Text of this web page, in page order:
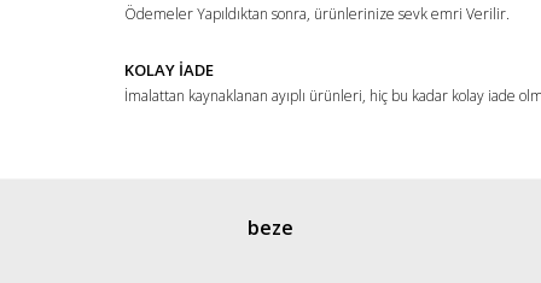
Gönder
Ödemeler Yapıldıktan sonra, ürünlerinize sevk emri Verilir.
KOLAY İADE
İmalattan kaynaklanan ayıplı ürünleri, hiç bu kadar kolay iade
beze